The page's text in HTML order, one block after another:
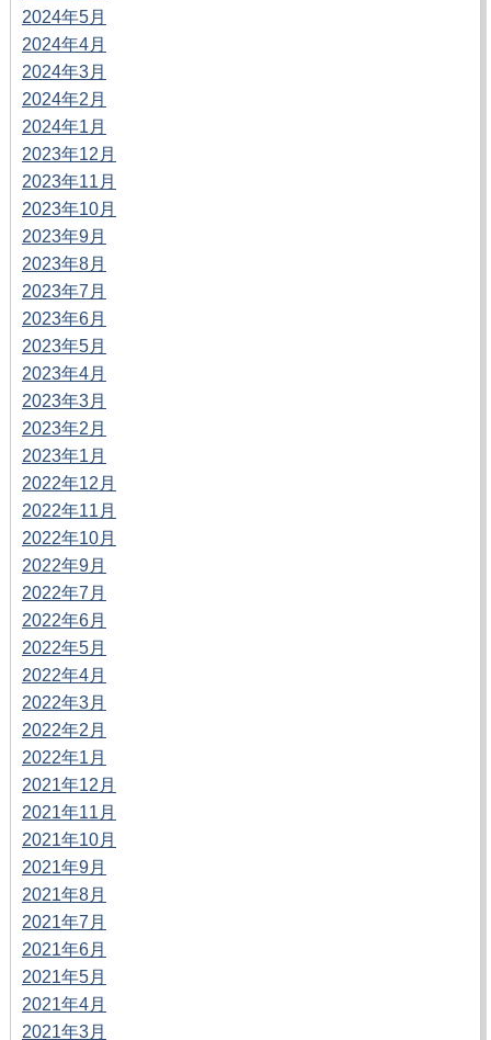
2024年5月
2024年4月
2024年3月
2024年2月
2024年1月
2023年12月
2023年11月
2023年10月
2023年9月
2023年8月
2023年7月
2023年6月
2023年5月
2023年4月
2023年3月
2023年2月
2023年1月
2022年12月
2022年11月
2022年10月
2022年9月
2022年7月
2022年6月
2022年5月
2022年4月
2022年3月
2022年2月
2022年1月
2021年12月
2021年11月
2021年10月
2021年9月
2021年8月
2021年7月
2021年6月
2021年5月
2021年4月
2021年3月